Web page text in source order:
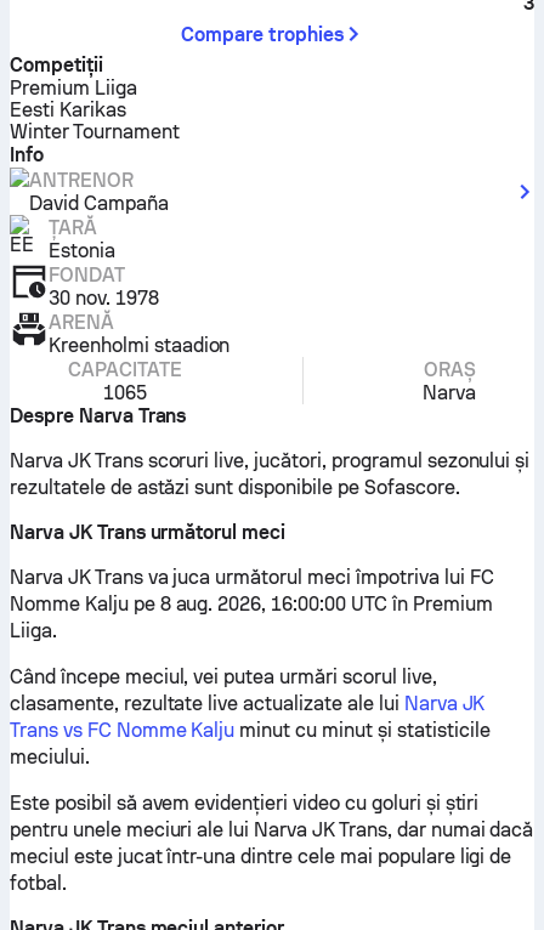
Compare trophies
Competiţii
Premium Liiga
Eesti Karikas
Winter Tournament
Info
ANTRENOR
David Campaña
ȚARĂ
Estonia
FONDAT
30 nov. 1978
ARENĂ
Kreenholmi staadion
CAPACITATE
1065
ORAȘ
Narva
Despre Narva Trans
Narva JK Trans scoruri live, jucători, programul sezonului și
rezultatele de astăzi sunt disponibile pe Sofascore.
Narva JK Trans următorul meci
Narva JK Trans va juca următorul meci împotriva lui FC
Nomme Kalju pe 8 aug. 2026, 16:00:00 UTC în Premium
Liiga.
Când începe meciul, vei putea urmări scorul live,
clasamente, rezultate live actualizate ale lui Narva JK
Trans vs FC Nomme Kalju minut cu minut și statisticile
meciului.
Este posibil să avem evidențieri video cu goluri și știri
pentru unele meciuri ale lui Narva JK Trans, dar numai dacă
meciul este jucat într-una dintre cele mai populare ligi de
fotbal.